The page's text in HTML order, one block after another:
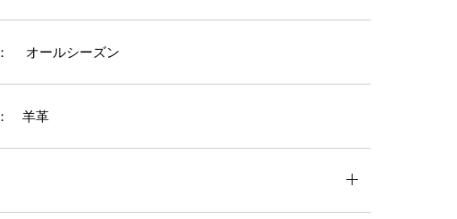
： オールシーズン
： 羊革